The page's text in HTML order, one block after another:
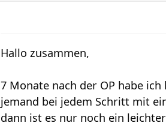
Hallo zusammen,
7 Monate nach der OP habe
jemand bei jedem Schritt mit
dann ist es nur noch ein